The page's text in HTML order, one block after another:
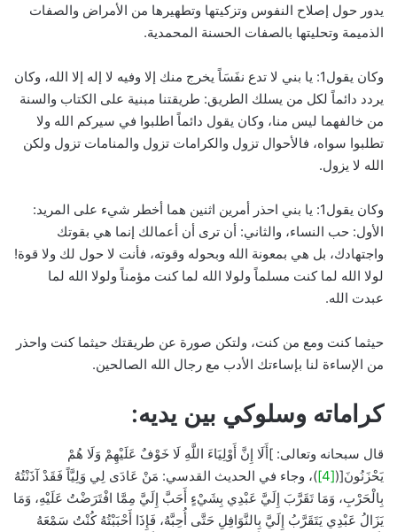
يدور حول إصلاح النفوس وتزكيتها وتطهيرها من الأمراض والصفات
الذميمة وتحليتها بالصفات الحسنة المحمدية.
وكان يقول1: يا بني لا تدع نفَسَاً يخرج منك إلا وفيه لا إله إلا الله، وكان
يردد دائماً لكل من يسلك الطريق: طريقتنا مبنية على الكتاب والسنة
من خالفهما ليس منا، وكان يقول دائماً اطلبوا في سيركم الله ولا
تطلبوا سواه، فالأحوال تزول والكرامات تزول والمنامات تزول ولكن
الله لا يزول.
وكان يقول1: يا بني احذر أمرين اثنين هما أخطر شيء على المريد:
الأول: حب النساء، والثاني: أن ترى أن أعمالك إنما هي بقوتك
واجتهادك، بل هي بمعونة الله وبحوله وقوته، فأنت لا حول لك ولا قوة!
لولا الله لما كنت مسلماً ولولا الله لما كنت مؤمناً ولولا الله لما
عبدت الله.
حيثما كنت ومع من كنت، ولتكن صورة عن طريقتك حيثما كنت واحذر
من الإساءة لنا بإساءتك الأدب مع رجال الله الصالحين.
كراماته وسلوكي بين يديه:
قال سبحانه وتعالى: ]أَلَا إِنَّ أَوْلِيَاءَ اللَّهِ لَا خَوْفٌ عَلَيْهِمْ وَلَا هُمْ
يَحْزَنُونَ[([4]
)، وجاء في الحديث القدسي: مَنْ عَادَى لِي وَلِيَّاً فَقَدْ آذَنْتُهُ
بِالْحَرْبِ، وَمَا تَقَرَّبَ إِلَيَّ عَبْدِي بِشَيْءٍ أَحَبَّ إِلَيَّ مِمَّا افْتَرَضْتُ عَلَيْهِ، وَمَا
يَزَالُ عَبْدِي يَتَقَرَّبُ إِلَيَّ بِالنَّوَافِلِ حَتَّى أُحِبَّهُ، فَإِذَا أَحْبَبْتُهُ كُنْتُ سَمْعَهُ